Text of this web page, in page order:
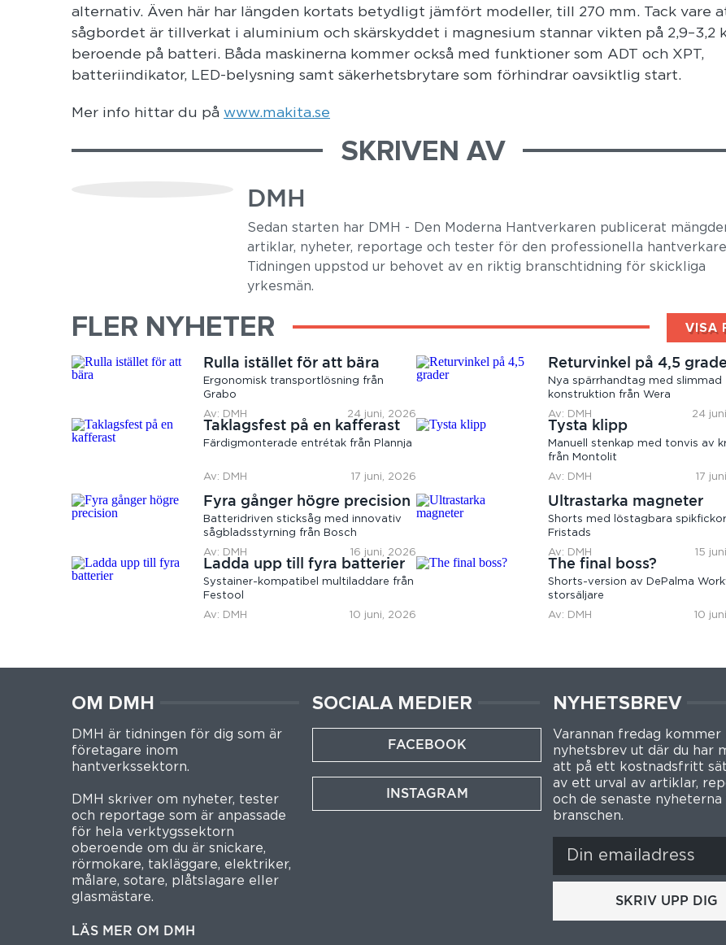
alternativ. Även här har längden kortats betydligt jämfört modeller, till 270 mm. Tack vare
sågbordet är tillverkat i aluminium och skärskyddet i magnesium stannar vikten på 2,9–3,2
beroende på batteri. Båda maskinerna kommer också med funktioner som ADT och XPT,
batteriindikator, LED-belysning samt säkerhetsbrytare som förhindrar oavsiktlig start.
Mer info hittar du på www.makita.se
SKRIVEN AV
DMH
Sedan starten har DMH - Den Moderna Hantverkaren publicerat
artiklar, nyheter, reportage och tester för den professionella
Tidningen uppstod ur behovet av en riktig branschtidning för skickliga
yrkesmän.
FLER NYHETER VISA
Rulla istället för att bära
Ergonomisk transportlösning från
Grabo
Av: DMH
24 juni, 2026
Returvinkel på 4,5
Nya spärrhandtag med slimmad
konstruktion från Wera
Av: DMH
24
Taklagsfest på en kafferast
Färdigmonterade entrétak från Plannja
Av: DMH 17 juni, 2026
Tysta klipp
Manuell stenkap med tonvis av
från Montolit
Av: DMH
17
Fyra gånger högre precision
Batteridriven sticksåg med innovativ
sågbladsstyrning från Bosch
Av: DMH
16 juni, 2026
Ultrastarka magneter
Shorts med löstagbara
Fristads
Av: DMH
15
Ladda upp till fyra batterier
Systainer-kompatibel multiladdare från
Festool
Av: DMH
10 juni, 2026
The final boss?
Shorts-version av DePalma
storsäljare
Av: DMH
10
OM DMH
DMH är tidningen för dig som är
företagare inom
hantverkssektorn.
DMH skriver om nyheter, tester
och reportage som är anpassade
för hela verktygssektorn
oberoende om du är snickare,
rörmokare, takläggare, elektriker,
målare, sotare, plåtslagare eller
glasmästare.
LÄS MER OM DMH
SOCIALA MEDIER
FACEBOOK
INSTAGRAM
NYHETSBREV
Varannan fredag kommer
nyhetsbrev ut där du har
att på ett kostnadsfritt
av ett urval av artiklar,
och de senaste nyheterna
branschen.
SKRIV UPP DIG